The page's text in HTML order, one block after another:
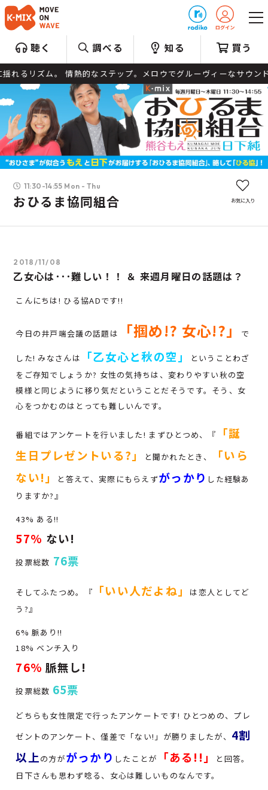
聴く 調べる 知る 買う
熱的なステップ。メロウでグルーヴィーなサウンド。
11:30-14:55 Mon - Thu
おひるま協同組合 お気に入り
2018/11/08
乙女心は･･･難しい！！ ＆ 来週月曜日の話題は？
こんにちは! ひる協ADです!!
今日の井戸端会議の話題は 「掴め!? 女心!?」 で
した! みなさんは 「乙女心と秋の空」
ということわざ
をご存知でしょうか? 女性の気持ちは、変わりやすい秋の空
模様と同じように移り気だということだそうです。そう、女
心をつかむのはとっても難しいんです。
番組ではアンケートを行いました! まずひとつめ、『
「誕
生日プレゼントいる?」
と聞かれたとき、
「いら
ない!」
と答えて、実際にもらえずがっかり した経験あ
りますか?』
43% ある!!
57% ない!
投票総数 76票
そしてふたつめ。『 「いい人だよね」
は恋人としてど
う?』
6% 脈あり!!
18% ベンチ入り
76% 脈無し!
投票総数 65票
どちらも女性限定で行ったアンケートです! ひとつめの、プレ
ゼントのアンケート、僅差で「ない!」が勝りましたが、 4割
以上の方ががっかり したことが 「ある!!」
と回答。
日下さんも思わず唸る、女心は難しいものなんです。